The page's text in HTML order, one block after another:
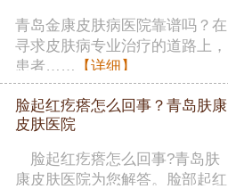
青岛金康皮肤病医院靠谱吗？在
寻求皮肤病专业治疗的道路上，
患者…… 【详细】
脸起红疙瘩怎么回事？青岛肤康
皮肤医院
脸起红疙瘩怎么回事?青岛肤
康皮肤医院为您解答。脸部起红